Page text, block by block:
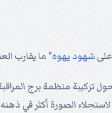
شهود يهوه" ما يقارب
حول تركيبة منظمة برج
لاستجلاء الصورة أكثر في